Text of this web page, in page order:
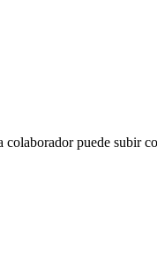
colaborador puede subir